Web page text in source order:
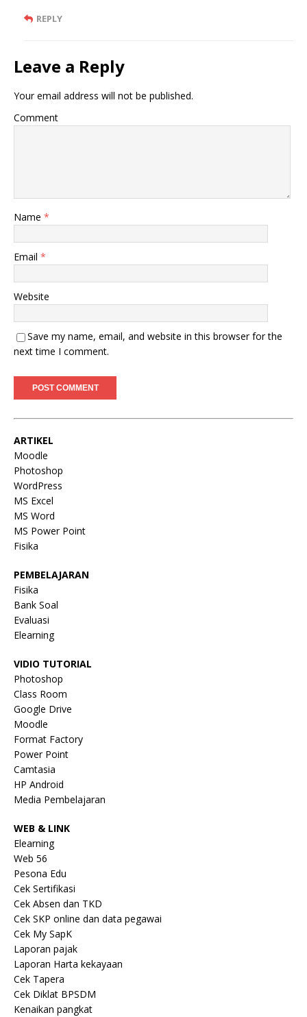
REPLY
Leave a Reply
Your email address will not be published.
Comment
Name *
Email *
Website
Save my name, email, and website in this browser for the
next time I comment.
ARTIKEL
Moodle
Photoshop
WordPress
MS Excel
MS Word
MS Power Point
Fisika
PEMBELAJARAN
Fisika
Bank Soal
Evaluasi
Elearning
VIDIO TUTORIAL
Photoshop
Class Room
Google Drive
Moodle
Format Factory
Power Point
Camtasia
HP Android
Media Pembelajaran
WEB & LINK
Elearning
Web 56
Pesona Edu
Cek Sertifikasi
Cek Absen dan TKD
Cek SKP online dan data pegawai
Cek My SapK
Laporan pajak
Laporan Harta kekayaan
Cek Tapera
Cek Diklat BPSDM
Kenaikan pangkat